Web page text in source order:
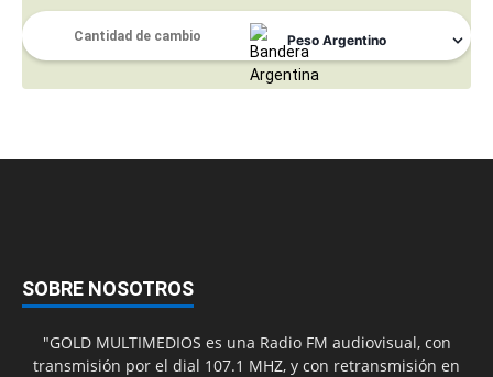
SOBRE NOSOTROS
"GOLD MULTIMEDIOS es una Radio FM audiovisual, con
transmisión por el dial 107.1 MHZ, y con retransmisión en